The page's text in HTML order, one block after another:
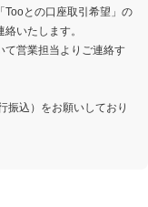
Tooとの口座取引希望」の
いたします。
て営業担当よりご連絡す
振込）をお願いしており